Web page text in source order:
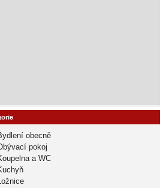
obecně
pokoj
a WC
Ložnice